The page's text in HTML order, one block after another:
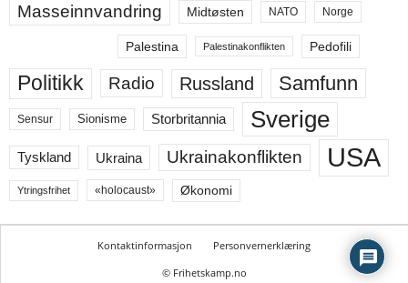
Masseinnvandring Midtøsten NATO Norge
Palestina Palestinakonflikten Pedofili
Politikk Radio Russland Samfunn
Sensur Sionisme Storbritannia Sverige
Tyskland Ukraina Ukrainakonflikten USA
Ytringsfrihet «holocaust» Økonomi
Kontaktinformasjon
Personvernerklæring
© Frihetskamp.no